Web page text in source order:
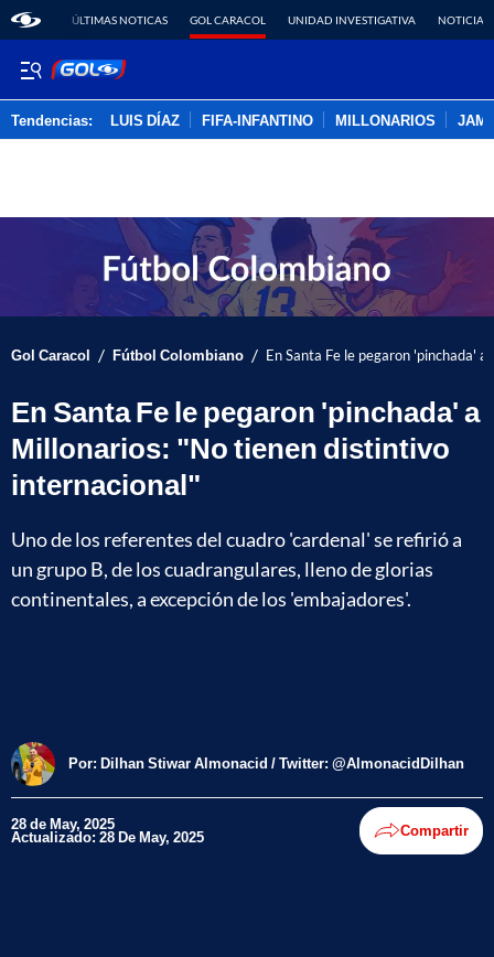
ÚLTIMAS NOTICAS GOL CARACOL UNIDAD INVESTIGATIVA NOTICIAS
Tendencias: LUIS DÍAZ FIFA-INFANTINO MILLONARIOS
Gol Caracol / Fútbol Colombiano / En Santa Fe le pegaron 'pinchada'
En Santa Fe le pegaron 'pinchada' a
Millonarios: "No tienen distintivo
internacional"
Uno de los referentes del cuadro 'cardenal' se refirió a
un grupo B, de los cuadrangulares, lleno de glorias
continentales, a excepción de los 'embajadores'.
Por: Dilhan Stiwar Almonacid / Twitter: @AlmonacidDilhan
28 de May, 2025
Actualizado: 28 De May, 2025 Compartir